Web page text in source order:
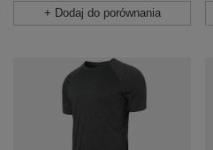
+ Dodaj do porównania